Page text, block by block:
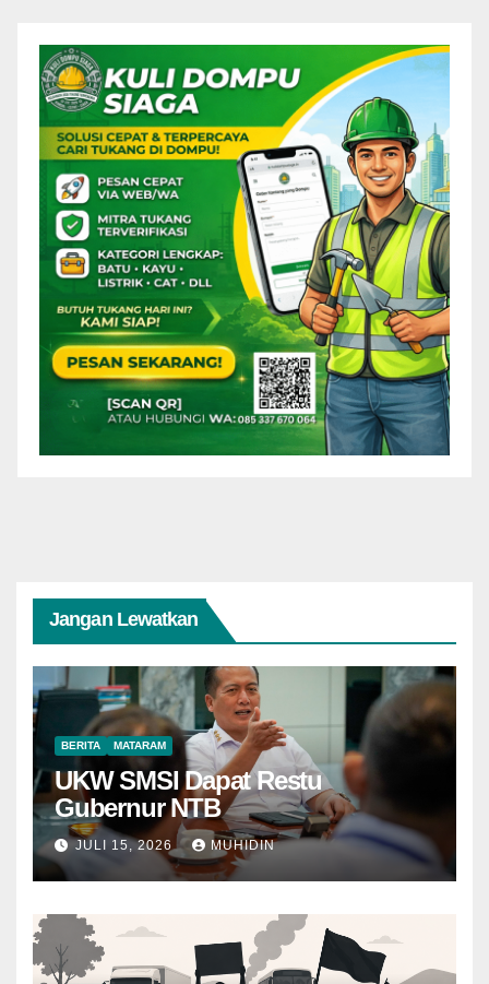
Jangan Lewatkan
BERITA MATARAM
UKW SMSI Dapat Restu
Gubernur NTB
JULI 15, 2026 MUHIDIN